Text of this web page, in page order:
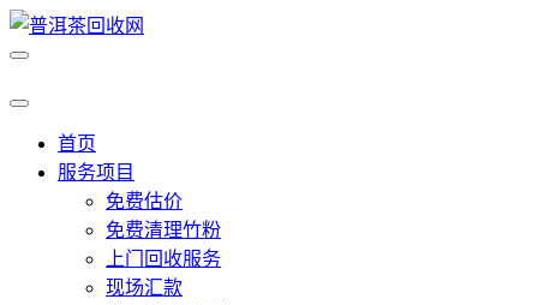
首页
服务项目
免费估价
免费清理竹粉
上门回收服务
现场汇款